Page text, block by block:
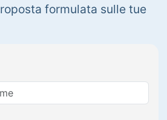
formulata sulle tue